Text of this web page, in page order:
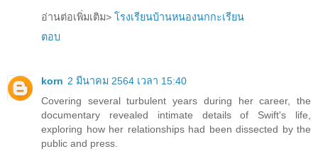
อ่านต่อเพิ่มเติม> โรงเรียนบ้านหนองนกกะเรียน
ตอบ
korn 2 มีนาคม 2564 เวลา 15:40
Covering several turbulent years during her career, the
documentary revealed intimate details of Swift's life,
exploring how her relationships had been dissected by the
public and press.